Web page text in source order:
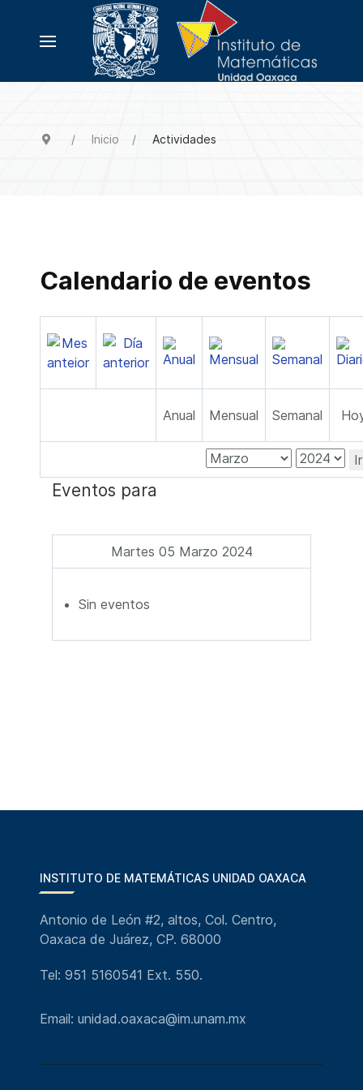
Inicio Actividades
Calendario de eventos
Anual Mensual Semanal
Eventos para
Martes 05 Marzo 2024
Sin eventos
INSTITUTO DE MATEMÁTICAS UNIDAD OAXACA
Antonio de León #2, altos, Col. Centro,
Oaxaca de Juárez, CP. 68000
Tel: 951 5160541 Ext. 550.
Email: unidad.oaxaca@im.unam.mx